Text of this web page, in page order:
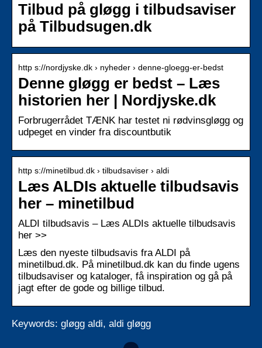
Tilbud på gløgg i tilbudsaviser
på Tilbudsugen.dk
http s://nordjyske.dk › nyheder › denne-gloegg-er-bedst
Denne gløgg er bedst – Læs
historien her | Nordjyske.dk
Forbrugerrådet TÆNK har testet ni rødvinsgløgg og
udpeget en vinder fra discountbutik
http s://minetilbud.dk › tilbudsaviser › aldi
Læs ALDIs aktuelle tilbudsavis
her – minetilbud
ALDI tilbudsavis – Læs ALDIs aktuelle tilbudsavis
her >>
Læs den nyeste tilbudsavis fra ALDI på
minetilbud.dk. På minetilbud.dk kan du finde ugens
tilbudsaviser og kataloger, få inspiration og gå på
jagt efter de gode og billige tilbud.
Keywords: gløgg aldi, aldi gløgg